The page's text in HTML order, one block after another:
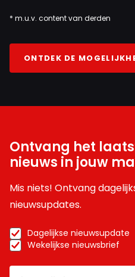
* m.u.v. content van derden
ONTDEK DE
Ontvang het
nieuws in jouw
Mis niets! Ontvang
nieuwsupdates.
Dagelijkse nieuwsupdate
Wekelijkse nieuwsbrief